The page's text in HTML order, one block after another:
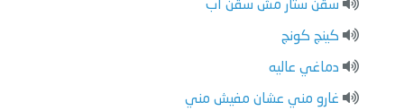
سڤن ستار مش سڤن اب
كينج كونج
دماغي عاليه
غارو مني عشان مفيش مني